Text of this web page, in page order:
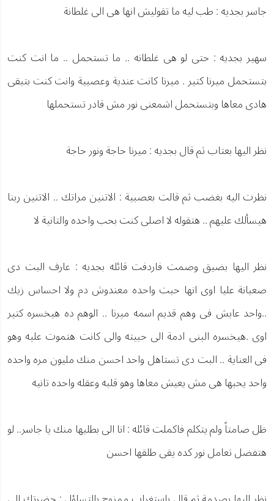
جاسر بجديه : طب ليه ما تقوليش انها هى الى غلطانة
سهير بجديه : حتى لو هى غلطانه .. ما تستحمل .. ما انت كنت
بتستحمل ميرنا كتير . ميرنا كانت عندية وعصبية وانت كنت بتبقى
هادى معاها وبتستحمل اشمعنى نور مش قادر تستحملها
نظر اليها بعتاب ثم قال بجديه : ميرنا حاجة ونور حاجة
نظرت اليه بغضب ثم قالت بعصبية : الاتنين مراتك .. الاتنين ربنا
هيسألك عليهم .. هتقوله لا اصلى كنت بحب واحده والتانية لا
نظر اليها بضيق وصمت فاردفت قائله بجديه : عارف البت دى
صعبانة عليا اوى انها حبت واحده معندوش دم ولا احساس زيك
..واحد عايش فى وهم قديم اسمه ميرنا .. الوهم ده هيخسره كتير
اوى .هيخسره البنى ادمة الى حبيته والى كانت هتموت عليه وهو
فى العناية .. البت دى تستاهل واحد احسن منك مليون مره واحده
واحد يحبها هى مش يعيش معاها وهو قلبه وعقله واحده تانيه
ظل صامتاً ولم يتكلم فاكملت قائله : انا الى بطلبها منك يا جاسر.. لو
هتفضل تعامل نور كده يقى طلقها احسن